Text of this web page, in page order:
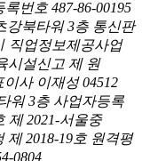
번호 487-86-00195
강북타워 3층 통신판
직업정보제공사업
시설신고 제 원
이사 이재성 04512
워 3층 사업자등록
제 2021-서울중
제 2018-19호 원격평
0804